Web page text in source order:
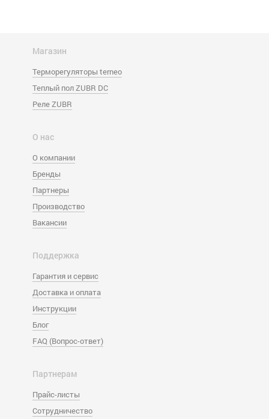
Магазин
Терморегуляторы terneo
Теплый пол ZUBR DC
Реле ZUBR
О нас
О компании
Бренды
Партнеры
Производство
Вакансии
Поддержка
Гарантия и сервис
Доставка и оплата
Инструкции
Блог
FAQ (Вопрос-ответ)
Партнерам
Прайс-листы
Сотрудничество